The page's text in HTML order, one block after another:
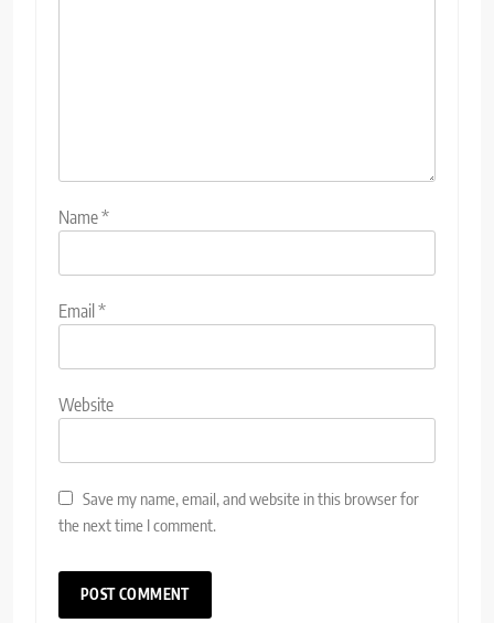
Name*
Email*
Website
Save my name, email, and website in this browser for
the next time I comment.